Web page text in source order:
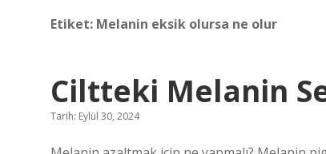
Etiket: Melanin eksik olursa ne olur
Ciltteki Melanin
Tarih: Eylül 30, 2024